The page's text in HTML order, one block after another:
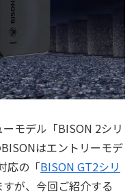
モデル「BISON 2シリ
はエントリーモデ
応の「BISON GT2シリ
が、今回ご紹介する